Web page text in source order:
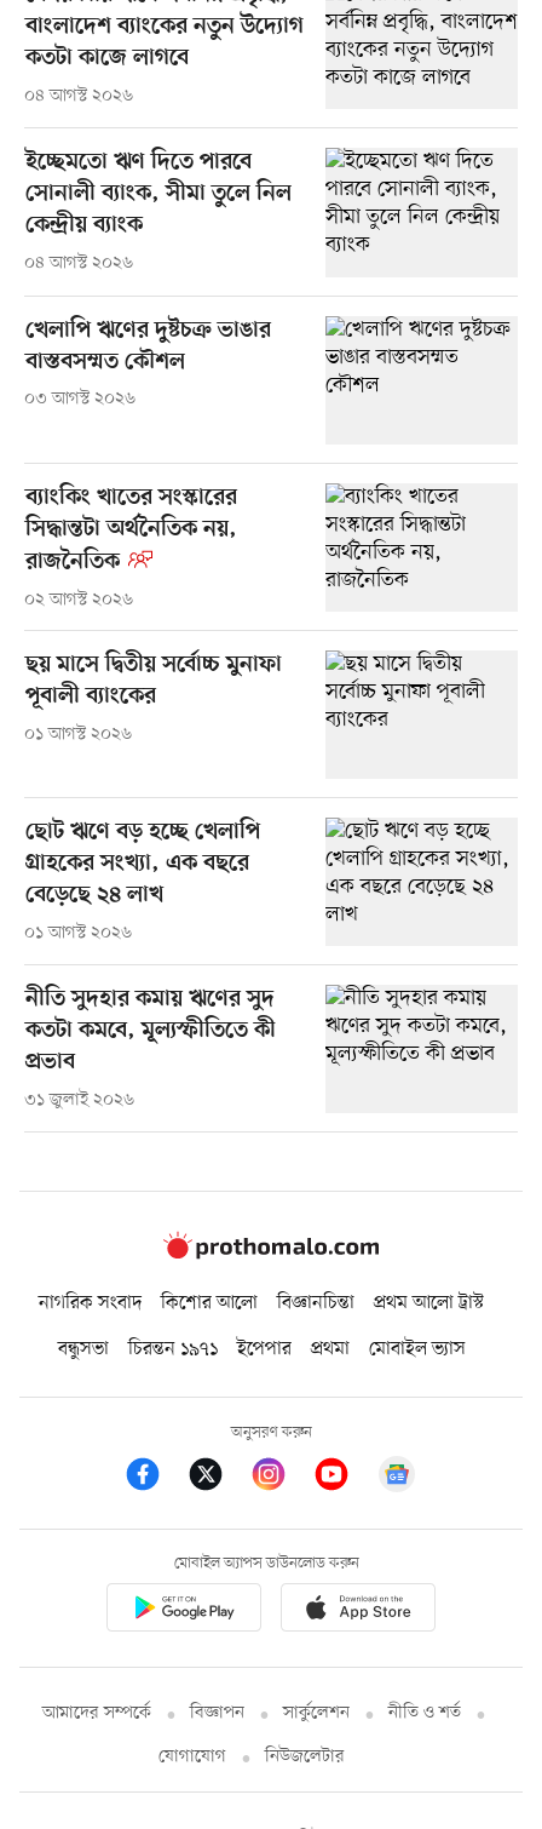
বাংলাদেশ ব্যাংকের নতুন উদ্যোগ
কতটা কাজে লাগবে
০৪ আগস্ট ২০২৬
ইচ্ছেমতো ঋণ দিতে পারবে
সোনালী ব্যাংক, সীমা তুলে নিল
কেন্দ্রীয় ব্যাংক
০৪ আগস্ট ২০২৬
খেলাপি ঋণের দুষ্টচক্র ভাঙার
বাস্তবসম্মত কৌশল
০৩ আগস্ট ২০২৬
ব্যাংকিং খাতের সংস্কারের
সিদ্ধান্তটা অর্থনৈতিক নয়,
রাজনৈতিক
০২ আগস্ট ২০২৬
ছয় মাসে দ্বিতীয় সর্বোচ্চ মুনাফা
পূবালী ব্যাংকের
০১ আগস্ট ২০২৬
ছোট ঋণে বড় হচ্ছে খেলাপি
গ্রাহকের সংখ্যা, এক বছরে
বেড়েছে ২৪ লাখ
০১ আগস্ট ২০২৬
নীতি সুদহার কমায় ঋণের সুদ
কতটা কমবে, মূল্যস্ফীতিতে কী
প্রভাব
৩১ জুলাই ২০২৬
নাগরিক সংবাদ কিশোর আলো বিজ্ঞানচিন্তা
প্রথম আলো ট্রাস্ট
বন্ধুসভা
চিরন্তন ১৯৭১ ইপেপার প্রথমা মোবাইল ভ্যাস
অনুসরণ করুন
মোবাইল অ্যাপস ডাউনলোড করুন
আমাদের সম্পর্কে বিজ্ঞাপন সার্কুলেশন
নীতি ও শর্ত
যোগাযোগ
নিউজলেটার